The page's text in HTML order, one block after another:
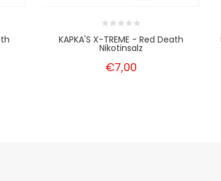
KAPKA'S X-TREME - Red Death
Nikotinsalz
€7,00